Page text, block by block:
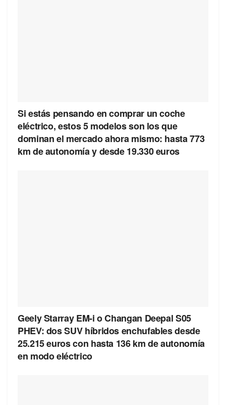
Si estás pensando en comprar un coche
eléctrico, estos 5 modelos son los que
dominan el mercado ahora mismo: hasta 773
km de autonomía y desde 19.330 euros
Geely Starray EM-i o Changan Deepal S05
PHEV: dos SUV híbridos enchufables desde
25.215 euros con hasta 136 km de autonomía
en modo eléctrico